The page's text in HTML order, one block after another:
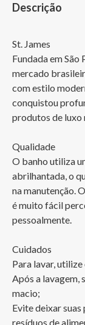
Descrição
St. James
Fundada em São
mercado
com estilo
conquistou
produtos de luxo
Qualidade
O banho utiliza
abrilhantada, o
na manutenção.
é muito fácil
pessoalmente.
Cuidados
Para lavar,
Após a lavagem,
macio;
Evite deixar
resíduos de